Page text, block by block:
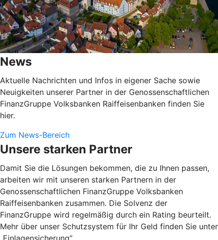
News
Aktuelle Nachrichten und Infos in eigener Sache sowie
Neuigkeiten unserer Partner in der Genossenschaftlichen
FinanzGruppe Volksbanken Raiffeisenbanken finden Sie
hier.
Zum News-Bereich
Unsere starken Partner
Damit Sie die Lösungen bekommen, die zu Ihnen passen,
arbeiten wir mit unseren starken Partnern in der
Genossenschaftlichen FinanzGruppe Volksbanken
Raiffeisenbanken zusammen. Die Solvenz der
FinanzGruppe wird regelmäßig durch ein Rating beurteilt.
Mehr über unser Schutzsystem für Ihr Geld finden Sie unter
„Einlagensicherung”.